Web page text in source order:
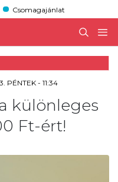
Csomagajánlat
PÉNTEK - 11:34
különleges
Ft-ért!